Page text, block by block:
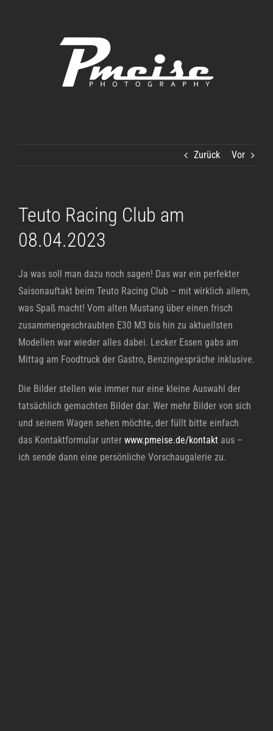
Zurück Vor
Teuto Racing Club am
08.04.2023
Ja was soll man dazu noch sagen! Das war ein perfekter
Saisonauftakt beim Teuto Racing Club – mit wirklich allem,
was Spaß macht! Vom alten Mustang über einen frisch
zusammengeschraubten E30 M3 bis hin zu aktuellsten
Modellen war wieder alles dabei. Lecker Essen gabs am
Mittag am Foodtruck der Gastro, Benzingespräche inklusive.
Die Bilder stellen wie immer nur eine kleine Auswahl der
tatsächlich gemachten Bilder dar. Wer mehr Bilder von sich
und seinem Wagen sehen möchte, der füllt bitte einfach
das Kontaktformular unter www.pmeise.de/kontakt aus –
ich sende dann eine persönliche Vorschaugalerie zu.